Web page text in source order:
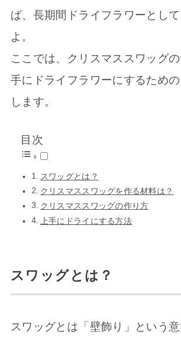
ば、長期間ドライフラワーとし
よ。
ここでは、クリスマススワッグ
手にドライフラワーにするため
します。
目次
スワッグとは？
クリスマススワッグを作る材料は？
クリスマススワッグの作り方
上手にドライにする方法
スワッグとは？
スワッグとは「壁飾り」という